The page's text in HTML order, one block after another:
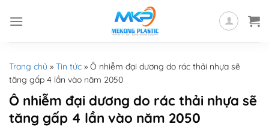
Trang chủ » Tin tức » Ô nhiễm đại dương do rác thải nhựa sẽ
tăng gấp 4 lần vào năm 2050
Ô nhiễm đại dương do rác thải nhựa sẽ
tăng gấp 4 lần vào năm 2050